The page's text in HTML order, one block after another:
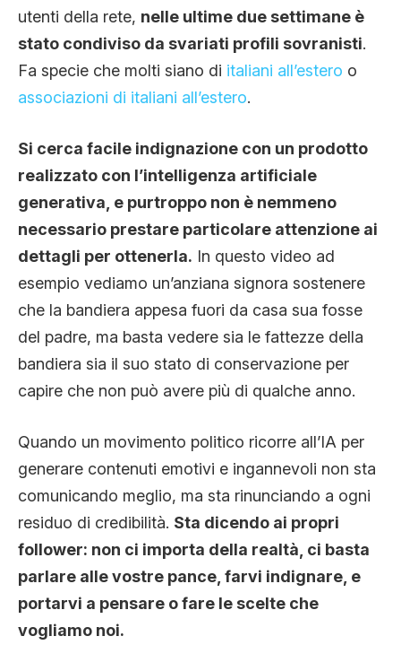
utenti della rete, nelle ultime due settimane è
stato condiviso da svariati profili sovranisti.
Fa specie che molti siano di italiani all’estero o
associazioni di italiani all’estero.
Si cerca facile indignazione con un prodotto
realizzato con l’intelligenza artificiale
generativa, e purtroppo non è nemmeno
necessario prestare particolare attenzione ai
dettagli per ottenerla. In questo video ad
esempio vediamo un’anziana signora sostenere
che la bandiera appesa fuori da casa sua fosse
del padre, ma basta vedere sia le fattezze della
bandiera sia il suo stato di conservazione per
capire che non può avere più di qualche anno.
Quando un movimento politico ricorre all’IA per
generare contenuti emotivi e ingannevoli non sta
comunicando meglio, ma sta rinunciando a ogni
residuo di credibilità. Sta dicendo ai propri
follower: non ci importa della realtà, ci basta
parlare alle vostre pance, farvi indignare, e
portarvi a pensare o fare le scelte che
vogliamo noi.